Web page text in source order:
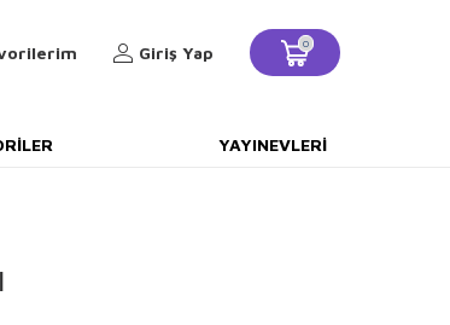
Giriş Yap 0
YAYINEVLERI